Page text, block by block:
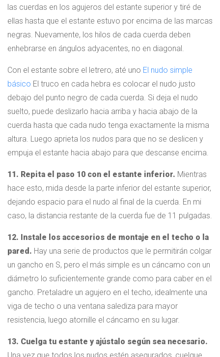
las cuerdas en los agujeros del estante superior y tiré de
ellas hasta que el estante estuvo por encima de las marcas
negras. Nuevamente, los hilos de cada cuerda deben
enhebrarse en ángulos adyacentes, no en diagonal.
Con el estante sobre el letrero, até uno El nudo simple
básico El truco en cada hebra es colocar el nudo justo
debajo del punto negro de cada cuerda. Si deja el nudo
suelto, puede deslizarlo hacia arriba y hacia abajo de la
cuerda hasta que cada nudo tenga exactamente la misma
altura. Luego aprieta los nudos para que no se deslicen y
empuja el estante hacia abajo para que descanse encima.
11. Repita el paso 10 con el estante inferior. Mientras
hace esto, mida desde la parte inferior del estante superior,
dejando espacio para el nudo al final de la cuerda. En mi
caso, la distancia restante de la cuerda fue de 11 pulgadas.
12. Instale los accesorios de montaje en el techo o la
pared. Hay una serie de productos que le permitirán colgar
un gancho en S, pero el más simple es un cáncamo con un
diámetro lo suficientemente grande como para caber en el
gancho. Pretaladre un agujero en el techo, idealmente una
viga de techo o una ventana salediza para mayor
resistencia, luego atornille el cáncamo en su lugar.
13. Cuelga tu estante y ajústalo según sea necesario.
Una vez que todos los nudos estén asegurados, cuelgue